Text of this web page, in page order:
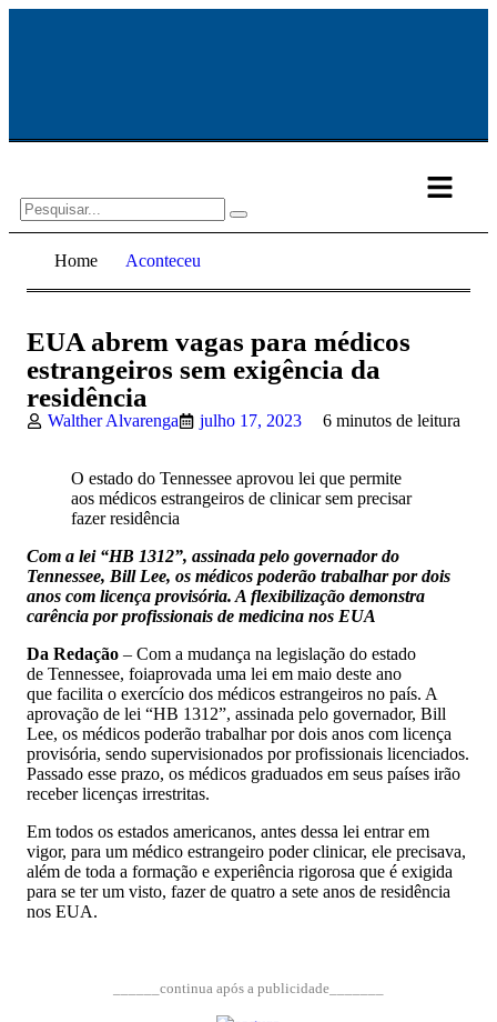
Home Aconteceu
EUA abrem vagas para médicos
estrangeiros sem exigência da
residência
Walther Alvarenga julho 17, 2023 6 minutos de leitura
O estado do Tennessee aprovou lei que permite
aos médicos estrangeiros de clinicar sem precisar
fazer residência
Com a lei “HB 1312”, assinada pelo governador do
Tennessee, Bill Lee, os médicos poderão trabalhar por dois
anos com licença provisória. A flexibilização demonstra
carência por profissionais de medicina nos EUA
Da Redação – Com a mudança na legislação do estado
de Tennessee, foiaprovada uma lei em maio deste ano
que facilita o exercício dos médicos estrangeiros no país. A
aprovação de lei “HB 1312”, assinada pelo governador, Bill
Lee, os médicos poderão trabalhar por dois anos com licença
provisória, sendo supervisionados por profissionais licenciados.
Passado esse prazo, os médicos graduados em seus países irão
receber licenças irrestritas.
Em todos os estados americanos, antes dessa lei entrar em
vigor, para um médico estrangeiro poder clinicar, ele precisava,
além de toda a formação e experiência rigorosa que é exigida
para se ter um visto, fazer de quatro a sete anos de residência
nos EUA.
______continua após a publicidade_______